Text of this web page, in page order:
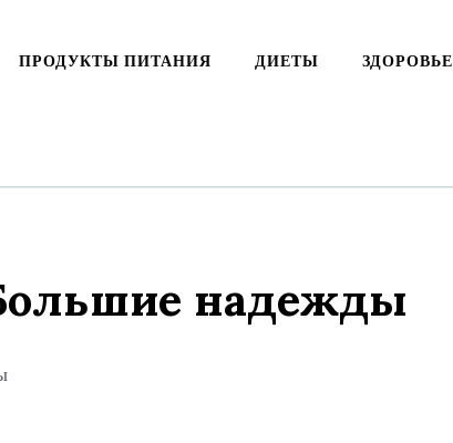
ПРОДУКТЫ ПИТАНИЯ ДИЕТЫ ЗДОРОВЬЕ
надежды